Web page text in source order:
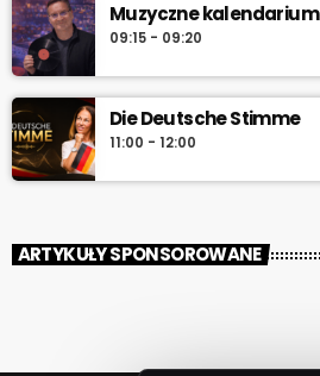
Muzyczne kalendarium
09:15 - 09:20
Die Deutsche Stimme
11:00 - 12:00
ARTYKUŁY SPONSOROWANE